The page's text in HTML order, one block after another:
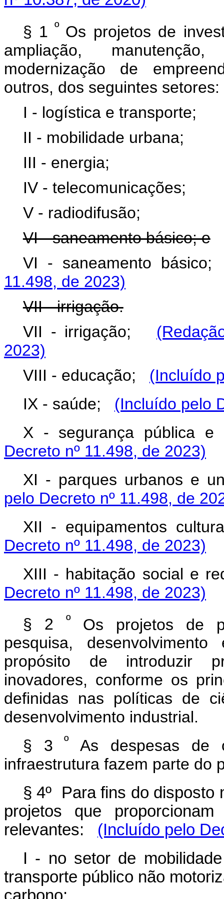
§ 1 º Os projetos de
ampliação,
modernização de
outros, dos seguintes setores:
I - logística e transporte;
II - mobilidade urbana;
III - energia;
IV - telecomunicações;
V - radiodifusão;
VI - saneamento básico; e
VI - saneamento
11.498, de 2023)
VII - irrigação.
VII - irrigação;
2023)
VIII - educação; (Incluído
IX - saúde; (Incluído pelo
X - segurança pública
Decreto nº 11.498, de 2023)
XI - parques urbanos e
pelo Decreto nº 11.498, de
XII - equipamentos
Decreto nº 11.498, de 2023)
XIII - habitação social e
Decreto nº 11.498, de 2023)
§ 2º Os projetos de
pesquisa,
propósito de introduzir
inovadores, conforme os
definidas nas políticas de
desenvolvimento industrial.
§ 3
º As despesas de
infraestrutura fazem parte do
§ 4º Para fins do disposto
projetos que
relevantes:
(Incluído pelo
I - no setor de
transporte público não